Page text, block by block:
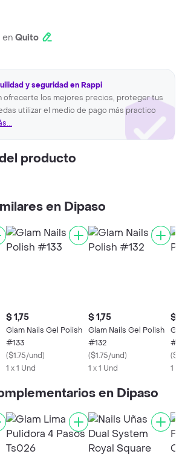
en Quito
y seguridad en Rappi
ofrecerte los mejores precios, proteger tus
utilizar el medio de pago más practico
producto
en Dipaso
$ 1,75
Glam Nails Gel Polish
#133
($1.75/und)
1 x 1 Und
$ 1,75
Glam Nails Gel Polish
#132
($1.75/und)
1 x 1 Und
$
(
1 x
en Dipaso